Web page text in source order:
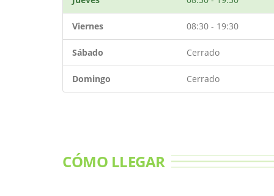
Viernes 08:30 - 19:30
Sábado Cerrado
Domingo Cerrado
CÓMO LLEGAR